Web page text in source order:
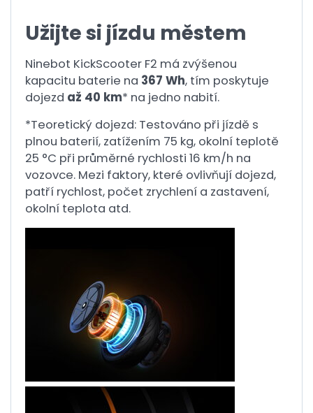
Užijte si jízdu městem
Ninebot KickScooter F2 má zvýšenou
kapacitu baterie na 367 Wh, tím poskytuje
dojezd až 40 km* na jedno nabití.
*Teoretický dojezd: Testováno při jízdě s
plnou baterií, zatížením 75 kg, okolní teplotě
25 °C při průměrné rychlosti 16 km/h na
vozovce. Mezi faktory, které ovlivňují dojezd,
patří rychlost, počet zrychlení a zastavení,
okolní teplota atd.